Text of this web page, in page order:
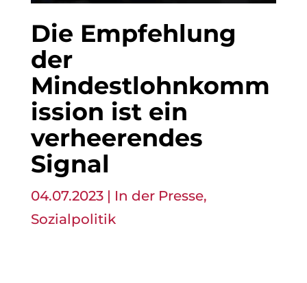
Die Empfehlung
der
Mindestlohnkomm
ission ist ein
verheerendes
Signal
04.07.2023| In der Presse,
Sozialpolitik